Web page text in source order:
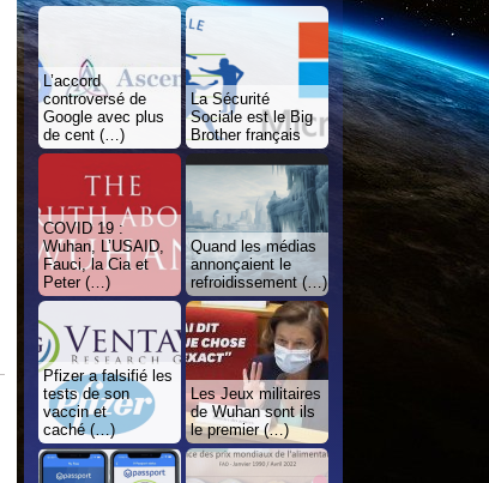
L’accord
controversé de
Google avec plus
de cent (…)
La Sécurité
Sociale est le Big
Brother français
COVID 19 :
Wuhan, L’USAID,
Fauci, la Cia et
Peter (…)
Quand les médias
annonçaient le
refroidissement (…)
Pfizer a falsifié les
tests de son
vaccin et
caché (…)
Les Jeux militaires
de Wuhan sont ils
le premier (…)